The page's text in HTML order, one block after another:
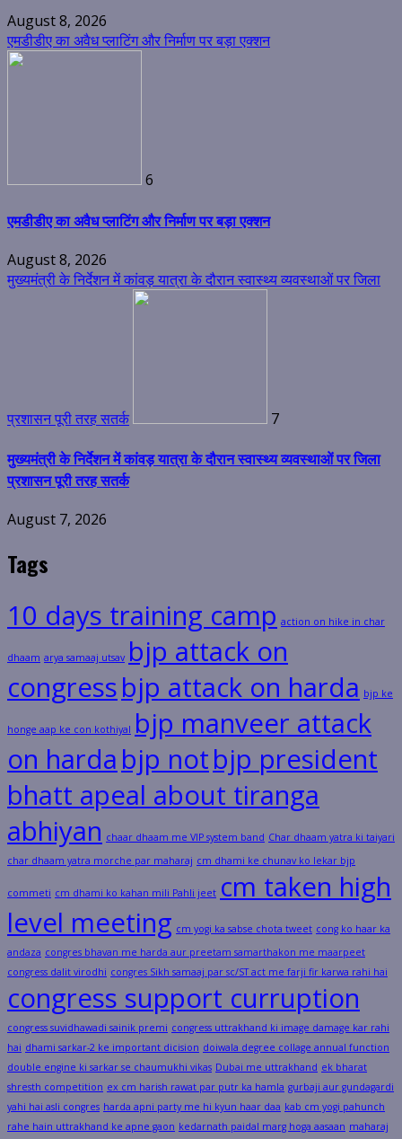
August 8, 2026
एमडीडीए का अवैध प्लाटिंग और निर्माण पर बड़ा एक्शन
6
एमडीडीए का अवैध प्लाटिंग और निर्माण पर बड़ा एक्शन
August 8, 2026
मुख्यमंत्री के निर्देशन में कांवड़ यात्रा के दौरान स्वास्थ्य व्यवस्थाओं पर जिला
प्रशासन पूरी तरह सतर्क 7
मुख्यमंत्री के निर्देशन में कांवड़ यात्रा के दौरान स्वास्थ्य व्यवस्थाओं पर जिला
प्रशासन पूरी तरह सतर्क
August 7, 2026
Tags
10 days training camp action on hike in char
dhaam arya samaaj utsav bjp attack on
congressbjp attack on harda bjp ke
honge aap ke con kothiyal bjp manveer attack
on harda bjp notbjp president
bhatt apeal about tiranga
abhiyan chaar dhaam me VIP system band Char dhaam yatra ki taiyari
char dhaam yatra morche par maharaj cm dhami ke chunav ko lekar bjp
commeti cm dhami ko kahan mili Pahli jeet cm taken high
level meeting cm yogi ka sabse chota tweet cong ko haar ka
andaza congres bhavan me harda aur preetam samarthakon me maarpeet
congress dalit virodhi congres Sikh samaaj par sc/ST act me farji fir karwa rahi hai
congress support curruption
congress suvidhawadi sainik premi congress uttrakhand ki image damage kar rahi
hai dhami sarkar-2 ke important dicision doiwala degree collage annual function
double engine ki sarkar se chaumukhi vikas Dubai me uttrakhand ek bharat
shresth competition ex cm harish rawat par putr ka hamla gurbaji aur gundagardi
yahi hai asli congres harda apni party me hi kyun haar daa kab cm yogi pahunch
rahe hain uttrakhand ke apne gaon kedarnath paidal marg hoga aasaan maharaj